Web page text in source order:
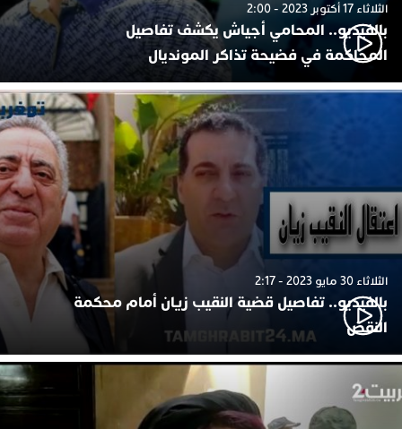
الثلاثاء 17 أكتوبر 2023 - 2:00
بالفيديو.. المحامي أجياش يكشف تفاصيل
المحاكمة في فضيحة تذاكر المونديال
الثلاثاء 30 مايو 2023 - 2:17
بالفيديو.. تفاصيل قضية النقيب زيان أمام محكمة
النقض